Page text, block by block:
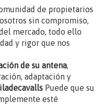
de propietarios
sin compromiso,
mercado, todo ello
y rigor que nos
de su antena,
adaptación y
Puede que su
esté